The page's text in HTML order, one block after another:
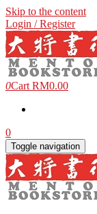
Skip to the content
Login / Register
0Cart RM0.00
0
Toggle navigation